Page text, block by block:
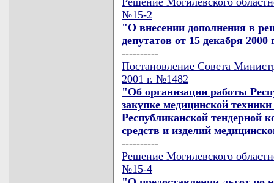
№15-2
"О внесении дополнения в
депутатов от 15 декабря 2000
----------
Постановление Совета
2001 г. №1482
"Об организации работы
закупке медицинской
Республиканской тендерной
средств и изделий
----------
Решение Могилевского
№15-4